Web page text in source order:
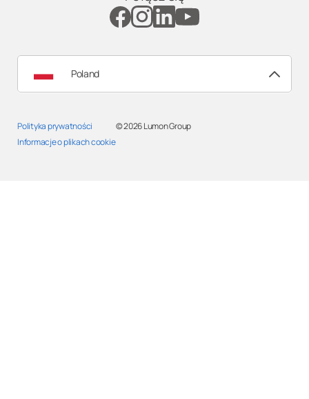
Poland
Polityka prywatności
Informacje o plikach cookie
© 2026Lumon Group